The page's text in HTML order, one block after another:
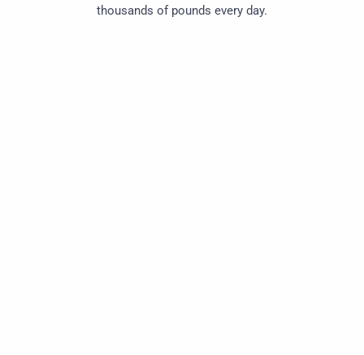
thousands of pounds every day.